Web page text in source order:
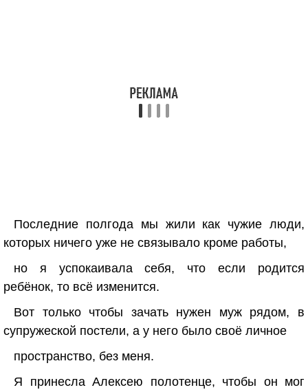
Последние полгода мы жили как чужие люди,
которых ничего уже не связывало кроме работы,
но я успокаивала себя, что если родится
ребёнок, то всё изменится.
Вот только чтобы зачать нужен муж рядом, в
супружеской постели, а у него было своё личное
пространство, без меня.
Я принесла Алексею полотенце, чтобы он мог